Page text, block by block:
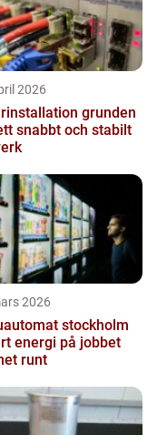
2026
grunden
snabbt och stabilt
2026
stockholm
energi på jobbet
runt